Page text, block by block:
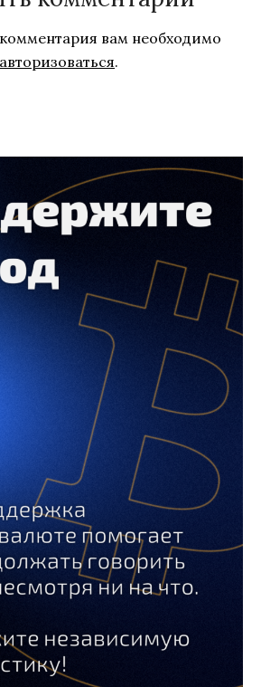
вам необходимо
авторизоваться.